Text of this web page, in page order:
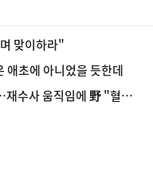
맞이하라"
애초에 아니었을 듯한데
수사 움직임에 野 "혈세